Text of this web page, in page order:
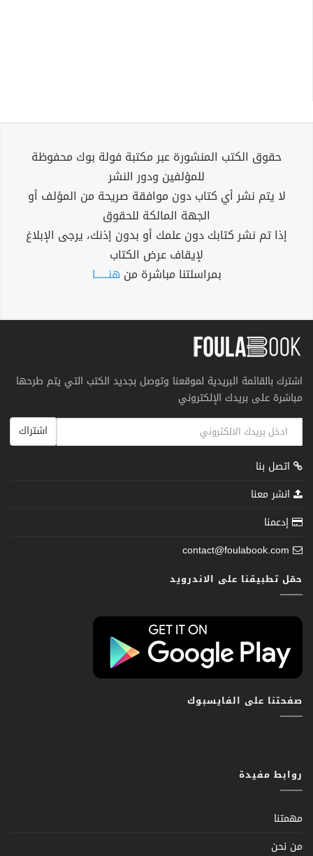
حقوق الكتب المنشورة عبر مكتبة فولة بوك محفوظة
للمؤلفين ودور النشر
لا يتم نشر أي كتاب دون موافقة صريحة من المؤلف أو
الجهة المالكة للحقوق
إذا تم نشر كتابك دون علمك أو بدون إذنك، يرجى الإبلاغ
لإيقاف عرض الكتاب
بمراسلتنا مباشرة من هنــــــا
اشترك بالقائمة البريدية لموقعنا وتوصل بجديد الكتب التي يتم طرحها
مباشرة على بريدك الإلكتروني
اشتراك
اتصل بنا
انشر معنا
إدعمنا
contact@foulabook.com
حمّل تطبيقنا على الاندرويد
صفحتنا على الفايسبوك
روابط مفيدة
مهمتنا
من نحن